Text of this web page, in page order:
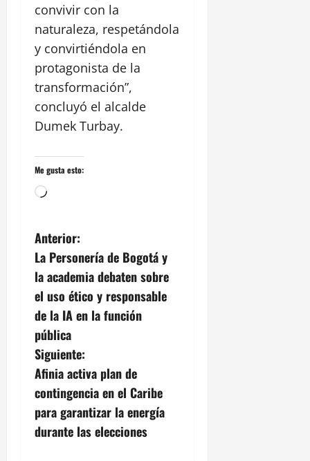
convivir con la
naturaleza, respetándola
y convirtiéndola en
protagonista de la
transformación”,
concluyó el alcalde
Dumek Turbay.
Me gusta esto:
Cargando...
N
a
v
e
g
a
c
i
Anterior:
La Personería de Bogotá y
la academia debaten sobre
el uso ético y responsable
de la IA en la función
pública
Siguiente:
Afinia activa plan de
contingencia en el Caribe
para garantizar la energía
durante las elecciones